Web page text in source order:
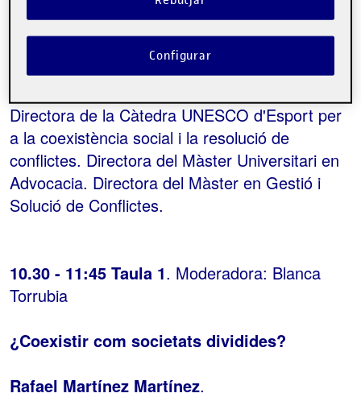
Família.
Blanca Torrubia
Directora de la Càtedra UNESCO d'Esport per
a la coexistència social i la resolució de
conflictes. Directora del Màster Universitari en
Advocacia. Directora del Màster en Gestió i
Solució de Conflictes.
10.30 - 11:45 Taula 1. Moderadora: Blanca
Torrubia
¿Coexistir com societats dividides?
Rafael Martínez Martínez.
Configurar